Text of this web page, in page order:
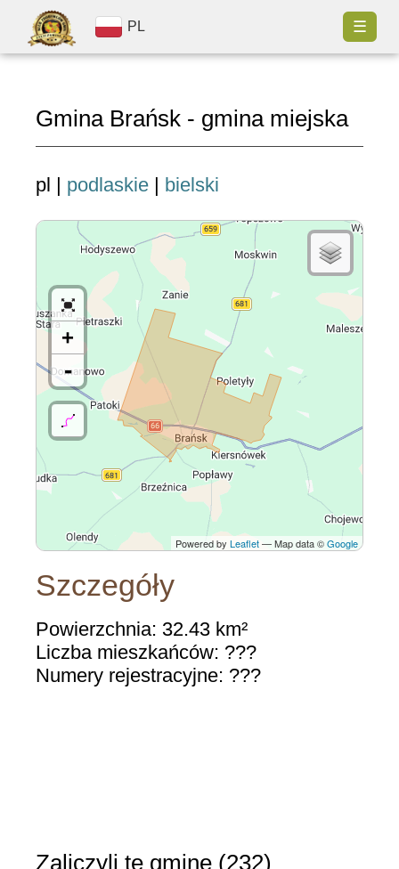
PL ☰
Gmina Brańsk - gmina miejska
pl | podlaskie | bielski
+
-
Powered by Leaflet— Map data ©Google
Szczegóły
Powierzchnia: 32.43 km²
Liczba mieszkańców: ???
Numery rejestracyjne: ???
Zaliczyli tę gminę (232)